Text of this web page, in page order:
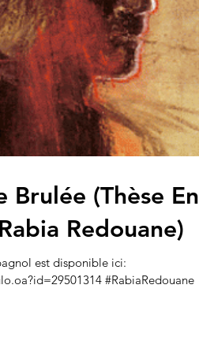
Brulée (Thèse En
Redouane)
est disponible ici:
#RabiaRedouane